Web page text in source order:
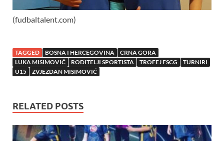
(fudbaltalent.com)
TAGGED BOSNA I HERCEGOVINA
CRNA GORA
LUKA MISIMOVIĆ
RODITELJI SPORTISTA TROFEJ FSCG
TURNIRI
U15
ZVJEZDAN MISIMOVIĆ
RELATED POSTS